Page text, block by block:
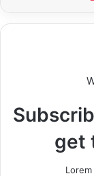
get